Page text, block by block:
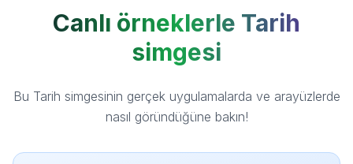
Canlı örneklerle Tarih
simgesi
Bu Tarih simgesinin gerçek uygulamalarda ve arayüzlerde
nasıl göründüğüne bakın!